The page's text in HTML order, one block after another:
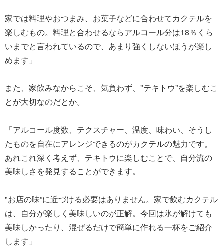
家では料理やおつまみ、お菓子などに合わせてカクテルを
楽しむもの。料理と合わせるならアルコール分は18％くら
いまでと言われているので、あまり強くしないほうが楽し
めます」
また、家飲みなからこそ、気負わず、"テキトウ”を楽しむこ
とが大切なのだとか。
「アルコール度数、テクスチャー、温度、味わい、そうし
たものを自在にアレンジできるのがカクテルの魅力です。
あれこれ深く考えず、テキトウに楽しむことで、自分流の
美味しさを発見することができます。
"お店の味”に近づける必要はありません。家で飲むカクテル
は、自分が楽しく美味しいのが正解。今回は氷が解けても
美味しかったり、混ぜるだけで簡単に作れる一杯をご紹介
します」